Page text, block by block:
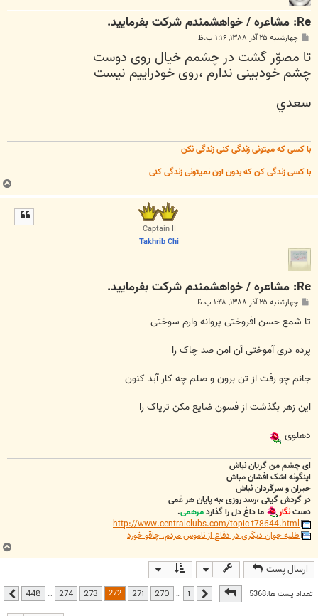
Re: مشاعره / خواهشمندم شرکت بفرماييد.
پ
ت
چهارشنبه ۲۵ آذر ۱۳۸۸, ۱:۱۶ ب.ظ
تا مصوّر گشت در چشمم خيال روى دوست
چشم خودبينى ندارم ،روى خودراييم نيست
سعدي
با کسی که میتونی زندگی کنی زندگی نکن
با کسی زندگی کن که بدون اون نمیتونی زندگی کنی
ب
ا
Captain II
Takhrib Chi
Re: مشاعره / خواهشمندم شرکت بفرماييد.
پ
ت
چهارشنبه ۲۵ آذر ۱۳۸۸, ۱:۴۸ ب.ظ
تا شمع حسن افروختی پروانه وارم سوختی
پرده دری آموختی آن امن صد چاک را
جانم چو رفت از تن برون و صلم چه کار آید کنون
این زهر بگذشت از فسون ضایع مکن تریاک را
دهلوی
ای چشم من گریان نباش
اینگونه اشک افشان مباش
حیران و سرگردان نباش
در گردش گیتی ،رسد روزی ،به پایان هر غمی
دستنگار ما داغ دل را گذاردمرهمی.
http://www.centralclubs.com/topic-t78644.html
طلبه جوان دیگری در دفاع از ناموس مردم، چاقو خورد
ب
ا
ارسال پست
تعداد پست ها:5368
صفحه272از 448 قبلی …
270
271
272
273
274
…
448 بعدی